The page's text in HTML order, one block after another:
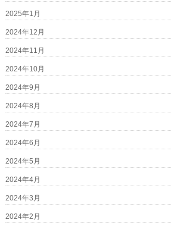
2025年1月
2024年12月
2024年11月
2024年10月
2024年9月
2024年8月
2024年7月
2024年6月
2024年5月
2024年4月
2024年3月
2024年2月